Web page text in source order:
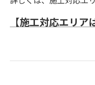
【施工対応エリア